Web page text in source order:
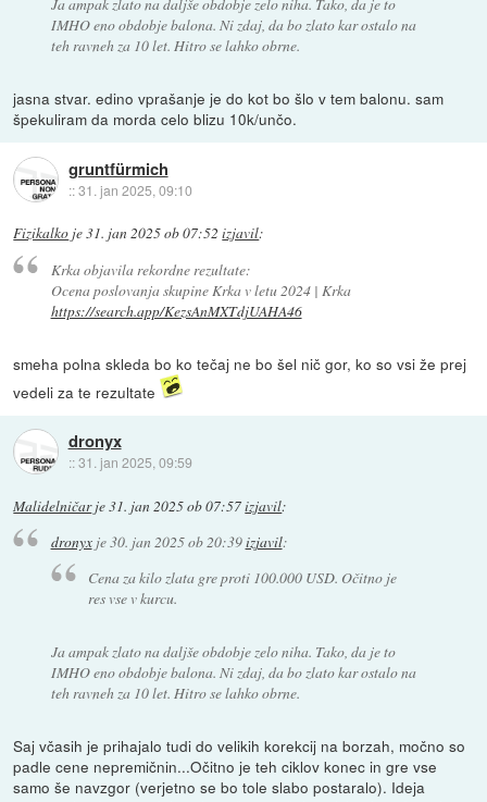
IMHO eno obdobje balona. Ni zdaj, da bo zlato kar ostalo na
teh ravneh za 10 let. Hitro se lahko obrne.
jasna stvar. edino vprašanje je do kot bo šlo v tem balonu. sam
špekuliram da morda celo blizu 10k/unčo.
gruntfürmich
::31. jan 2025, 09:10
Fizikalko je31. jan 2025 ob 07:52 izjavil:
Krka objavila rekordne rezultate:
Ocena poslovanja skupine Krka v letu 2024 | Krka
https://search.app/KezsAnMXTdjUAHA46
smeha polna skleda bo ko tečaj ne bo šel nič gor, ko so vsi že prej
vedeli za te rezultate
dronyx
::31. jan 2025, 09:59
Malidelničarje31. jan 2025 ob 07:57izjavil:
dronyxje30. jan 2025 ob 20:39izjavil:
Cena za kilo zlata gre proti 100.000 USD. Očitno je
res vse v kurcu.
Ja ampak zlato na daljše obdobje zelo niha. Tako, da je to
IMHO eno obdobje balona. Ni zdaj, da bo zlato kar ostalo na
teh ravneh za 10 let. Hitro se lahko obrne.
Saj včasih je prihajalo tudi do velikih korekcij na borzah, močno so
padle cene nepremičnin...Očitno je teh ciklov konec in gre vse
samo še navzgor (verjetno se bo tole slabo postaralo). Ideja